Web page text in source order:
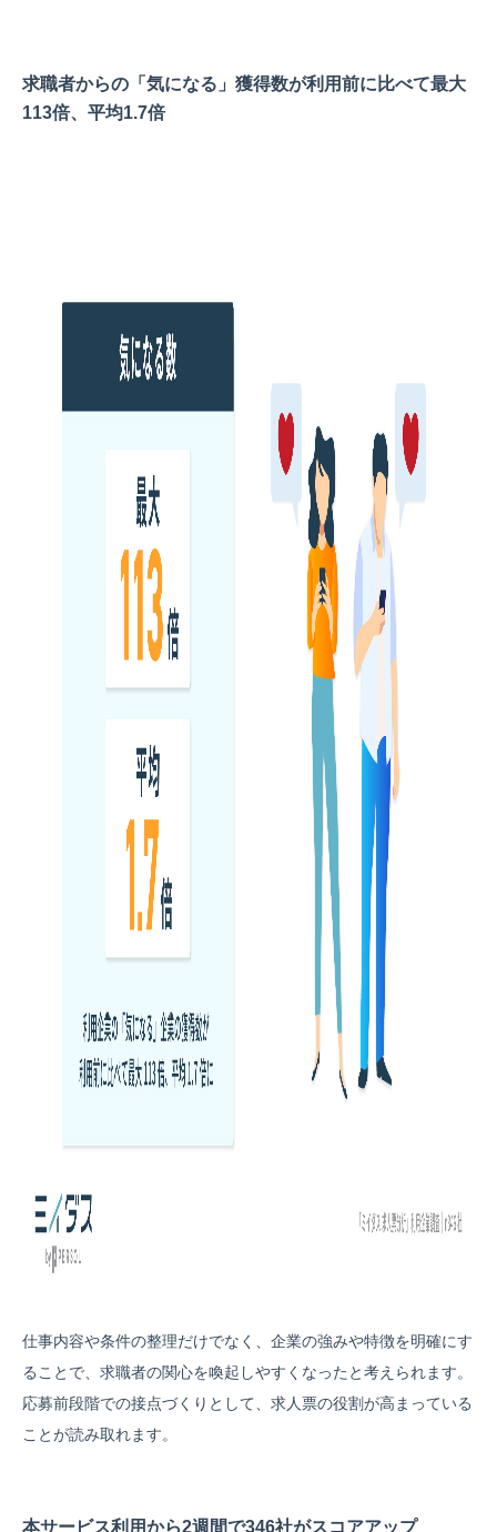
求職者からの「気になる」獲得数が利用前に比べて最大
113倍、平均1.7倍
仕事内容や条件の整理だけでなく、企業の強みや特徴を明確にす
ることで、求職者の関心を喚起しやすくなったと考えられます。
応募前段階での接点づくりとして、求人票の役割が高まっている
ことが読み取れます。
本サービス利用から2週間で346社がスコアアップ